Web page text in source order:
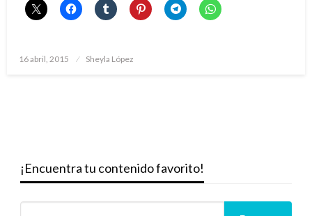
Publicado
16 abril, 2015 Sheyla López
¡Encuentra tu contenido favorito!